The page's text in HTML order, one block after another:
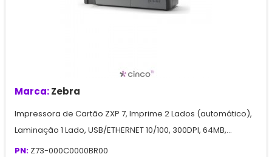
Marca:Zebra
Impressora de Cartão ZXP 7, Imprime 2 Lados (automático),
Laminação 1 Lado, USB/ETHERNET 10/100, 300DPI, 64MB,...
PN: Z73-000C0000BR00